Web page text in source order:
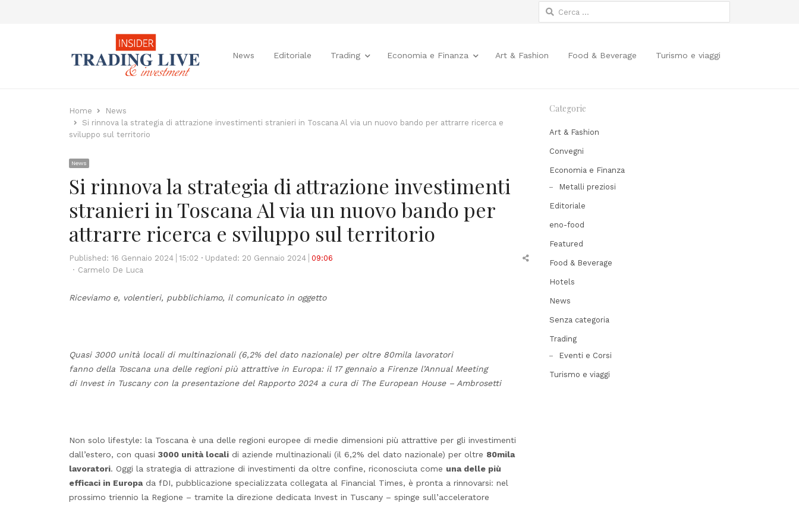
Ricerca
per:
News Editoriale Trading Economia e Finanza Art & Fashion Food & Beverage Turismo e viaggi
Home
News
Si rinnova la strategia di attrazione investimenti stranieri in Toscana Al via un nuovo bando per attrarre ricerca e
sviluppo sul territorio
News
Si rinnova la strategia di attrazione investimenti
stranieri in Toscana Al via un nuovo bando per
attrarre ricerca e sviluppo sul territorio
Published: 16 Gennaio 2024 15:02 Updated: 20 Gennaio 2024 09:06
Author
Carmelo De Luca
Share
Riceviamo e, volentieri, pubblichiamo, il comunicato in oggetto
Quasi 3000 unità locali di multinazionali (6,2% del dato nazionale) per oltre 80mila lavoratori
fanno della Toscana una delle regioni più attrattive in Europa: il 17 gennaio a Firenze l’Annual Meeting
di Invest in Tuscany con la presentazione del Rapporto 2024 a cura di The European House – Ambrosetti
Non solo lifestyle: la Toscana è una delle regioni europee di medie dimensioni più attrattive per gli investimenti
dall’estero, con quasi 3000 unità locali di aziende multinazionali (il 6,2% del dato nazionale) per oltre 80mila
lavoratori. Oggi la strategia di attrazione di investimenti da oltre confine, riconosciuta come una delle più
efficaci in Europada fDI, pubblicazione specializzata collegata al Financial Times, è pronta a rinnovarsi: nel
prossimo triennio la Regione – tramite la direzione dedicata Invest in Tuscany – spinge sull’acceleratore
Categorie
Art & Fashion
Convegni
Economia e Finanza
Metalli preziosi
Editoriale
eno-food
Featured
Food & Beverage
Hotels
News
Senza categoria
Trading
Eventi e Corsi
Turismo e viaggi